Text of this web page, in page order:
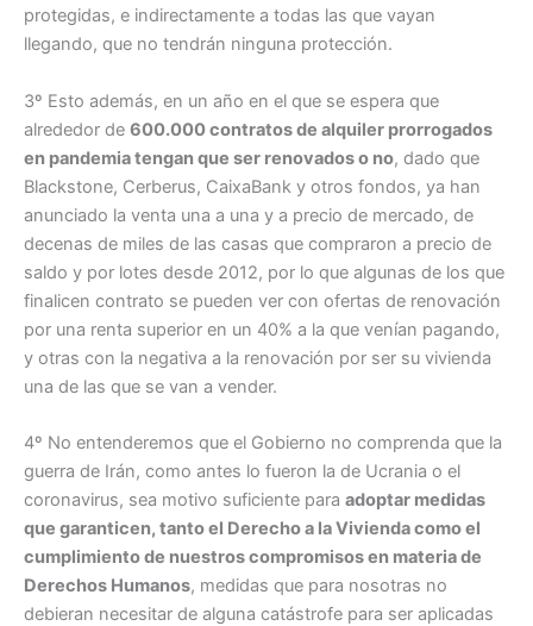
protegidas, e indirectamente a todas las que vayan
llegando, que no tendrán ninguna protección.
3º Esto además, en un año en el que se espera que
alrededor de 600.000 contratos de alquiler prorrogados
en pandemia tengan que ser renovados o no, dado que
Blackstone, Cerberus, CaixaBank y otros fondos, ya han
anunciado la venta una a una y a precio de mercado, de
decenas de miles de las casas que compraron a precio de
saldo y por lotes desde 2012, por lo que algunas de los que
finalicen contrato se pueden ver con ofertas de renovación
por una renta superior en un 40% a la que venían pagando,
y otras con la negativa a la renovación por ser su vivienda
una de las que se van a vender.
4º No entenderemos que el Gobierno no comprenda que la
guerra de Irán, como antes lo fueron la de Ucrania o el
coronavirus, sea motivo suficiente para adoptar medidas
que garanticen, tanto el Derecho a la Vivienda como el
cumplimiento de nuestros compromisos en materia de
Derechos Humanos, medidas que para nosotras no
debieran necesitar de alguna catástrofe para ser aplicadas